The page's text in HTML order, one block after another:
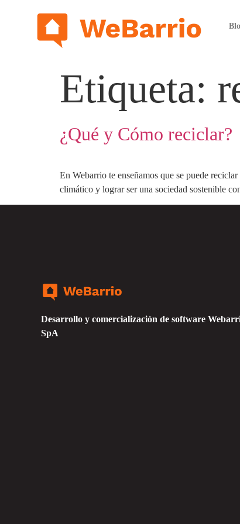
Etiqueta:
¿Qué y Cómo reciclar?
En Webarrio te enseñamos que se puede
climático y lograr ser una sociedad sostenible
Desarrollo y comercialización de software
SpA